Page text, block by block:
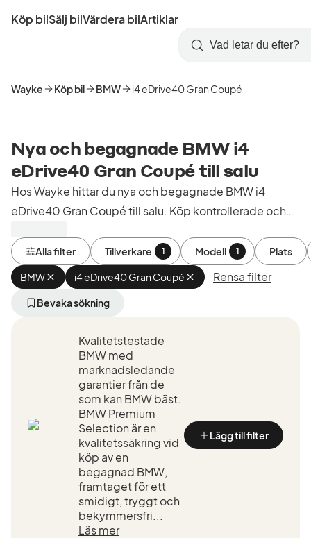
till
Startsida
Köp bilSälj bilVärdera bilArtiklar
Skapa
konto
Logga
in
Sök
Wayke Köp bil BMW i4 eDrive40 Gran Coupé
Nya och begagnade BMW i4
eDrive40 Gran Coupé till salu
Hos Wayke hittar du nya och begagnade BMW i4
eDrive40 Gran Coupé till salu. Köp kontrollerade och
Alla filter Tillverkare 1 Modell 1 Plats
BMW Ta
bort
aktivt
(Tillverkare)
i4 eDrive40 Gran Coupé Ta
bort
Rensa filter
Bevaka sökning
Kvalitetstestade
BMW med
marknadsledande
garantier från de
som kan BMW bäst.
BMW Premium
Selection är en
kvalitetssäkring vid
köp av en
begagnad BMW,
framtaget för ett
smidigt, tryggt och
bekymmersfri...
Läs mer
Lägg till filter